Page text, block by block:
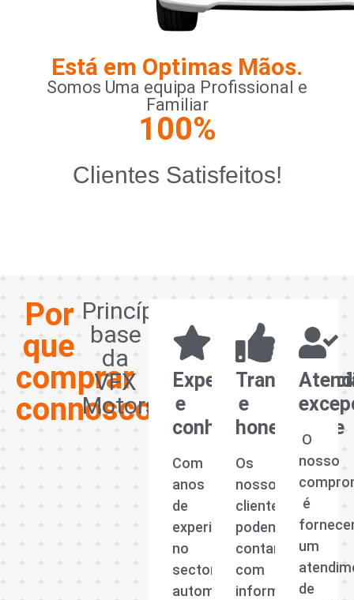
Está em Optimas Mãos.
Somos Uma equipa Profissional e
Familiar
Clientes Satisfeitos!
100%
Por
que
comprar
connosco?
Princípios
base
da
VFX
Motors
Experiência
e
conhecimento
Com
anos
de
experiência
no
sector
automóvel,
e
honestidade
Os
nossos
clientes
podem
contar
com
informações
O
nosso
é
um
de